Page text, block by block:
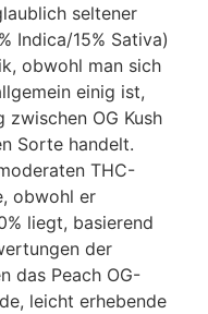
seltener
Indica/15% Sativa)
obwohl man sich
einig ist,
zwischen OG Kush
Sorte handelt.
THC-
obwohl er
liegt, basierend
der
das Peach OG-
leicht erhebende